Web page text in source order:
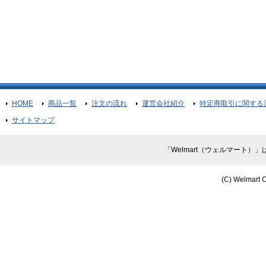
HOME 商品一覧 注文の流れ 運営会社紹介
特定商取引に関す
サイトマップ
「Welmart（ウェルマート）
(C) Welmart